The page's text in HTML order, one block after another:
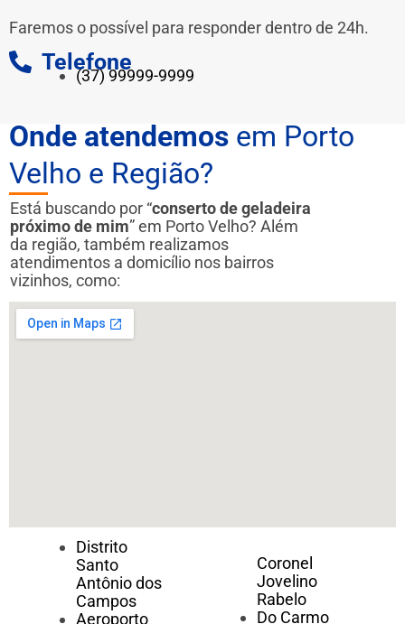
Faremos o possível para responder dentro de 24h.
Telefone
(37) 99999-9999
Onde atendemos em Porto
Velho e Região?
Está buscando por “conserto de geladeira
próximo de mim” em Porto Velho? Além
da região, também realizamos
atendimentos a domicílio nos bairros
vizinhos, como:
Distrito
Santo
Antônio dos
Campos
Aeroporto
Coronel
Jovelino
Rabelo
Do Carmo